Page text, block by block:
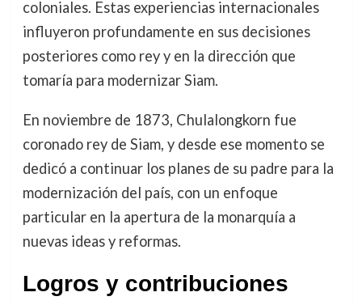
coloniales. Estas experiencias internacionales
influyeron profundamente en sus decisiones
posteriores como rey y en la dirección que
tomaría para modernizar Siam.
En noviembre de 1873, Chulalongkorn fue
coronado rey de Siam, y desde ese momento se
dedicó a continuar los planes de su padre para la
modernización del país, con un enfoque
particular en la apertura de la monarquía a
nuevas ideas y reformas.
Logros y contribuciones